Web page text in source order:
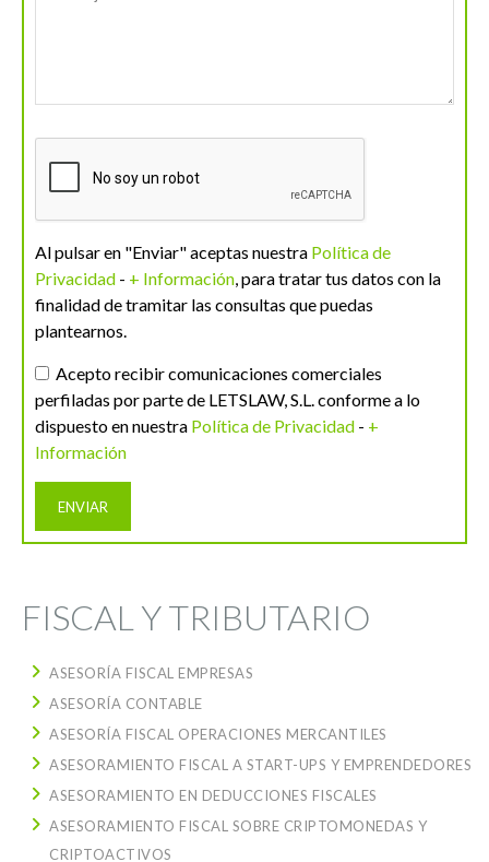
Al pulsar en "Enviar" aceptas nuestra Política de
Privacidad - + Información, para tratar tus datos con la
finalidad de tramitar las consultas que puedas
plantearnos.
Acepto recibir comunicaciones comerciales
perfiladas por parte de LETSLAW, S.L. conforme a lo
dispuesto en nuestra Política de Privacidad - +
Información
FISCAL Y TRIBUTARIO
ASESORÍA FISCAL EMPRESAS
ASESORÍA CONTABLE
ASESORÍA FISCAL OPERACIONES MERCANTILES
ASESORAMIENTO FISCAL A START-UPS Y EMPRENDEDORES
ASESORAMIENTO EN DEDUCCIONES FISCALES
ASESORAMIENTO FISCAL SOBRE CRIPTOMONEDAS Y
CRIPTOACTIVOS